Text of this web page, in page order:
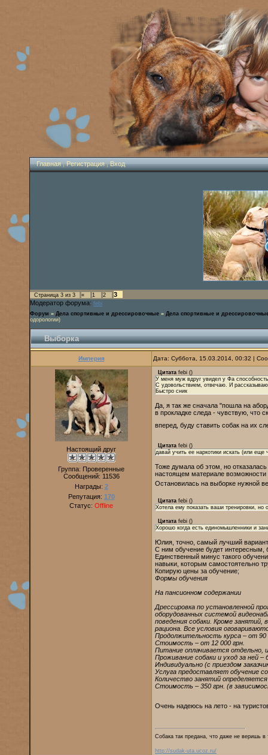
Главная|Регистрация|Вход
Страница 3 из 3 « 1 2
3
Модератор форума: febi
Форум » Дела спортивные и дрессировочные » Дела спортивные и
одорологии)
Выборка
Империя Дата: Суббота, 15.03.2014, 00:32 |
Настоящий друг
Группа: Проверенные
Сообщений: 11536
Награды: 2
Репутация: 170
Статус: Offline
Цитата febi ()
У меня муж вдруг увидел у Фа
С удовольствием, отвечаю. И
Быстро сник
Да, я так же сначала "пошла на
в прокладке следа - чувствую, что
вперед, буду ставить собак на их
Цитата febi ()
давай учить ее наркотики искать (или
Тоже думала об этом, но
настоящем материале возможности
Остановилась на выборке нужной
Цитата febi ()
Хотела ему показать ваши тренировки,
Цитата febi ()
Хорошо когда есть единомышленники и
Юлия, точно, самый лучший
С ним обучение будет интересным,
Единственный минус такого
навыки, которым самостоятельно
Копирую цены за обучение;
Формы обучения
На пансионном содержании
Дрессировка по установленной
оборудованных системой
поведения собаки. Кроме занятий,
рациона. Все условия
Продолжительность курса – от 90
Стоимость – от 12 000 грн.
Питание оплачивается отдельно,
Проживание собаки и уход за ней –
Индивидуально (с приездом
Услуга предоставляет обучение
Количество занятий
Стоимость – 350 грн. (в
Очень надеюсь на лето - на
Собака так предана, что даже не веришь
http://sudak-uta.ucoz.ru/